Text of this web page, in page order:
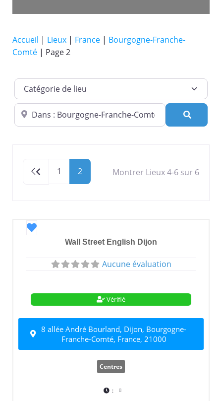
Accueil | Lieux | France | Bourgogne-Franche-
Comté | Page 2
Catégorie de lieu
Dans quelle ville ?
Newer posts
1 2 Montrer Lieux 4-6 sur 6
Favori
Wall Street English Dijon
Aucune évaluation
Vérifié
8 allée André Bourland, Dijon, Bourgogne-
Franche-Comté, France, 21000
Centres
: